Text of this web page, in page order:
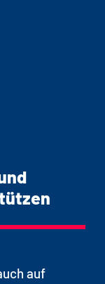
einsetzen
auf